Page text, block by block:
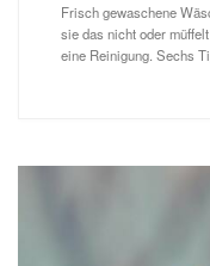
Frisch gewaschene
sie das nicht oder
eine Reinigung. Sechs